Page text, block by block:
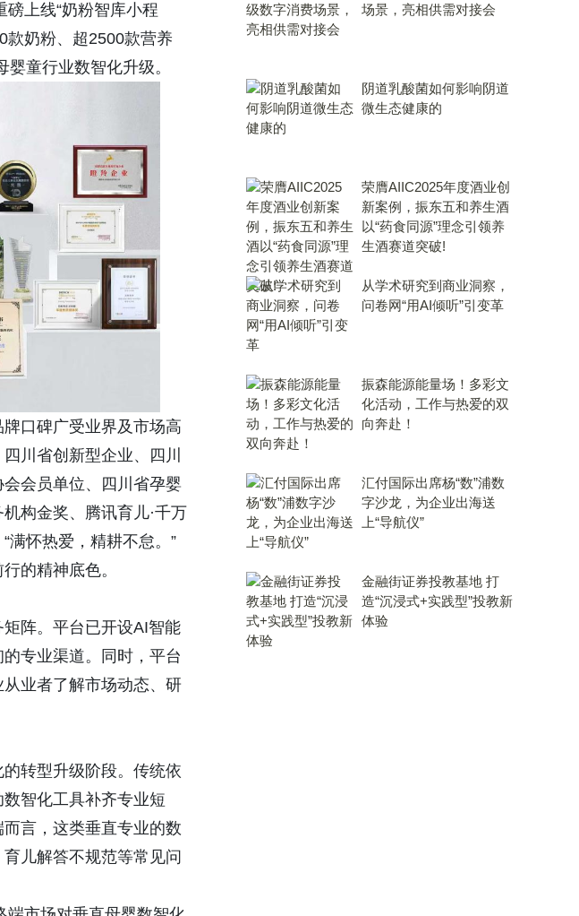
上线“奶粉智库小程
款奶粉、超2500款营养
童行业数智化升级。
口碑广受业界及市场高
川省创新型企业、四川
会员单位、四川省孕婴
构金奖、腾讯育儿·千万
满怀热爱，精耕不怠。”
的精神底色。
阵。平台已开设AI智能
专业渠道。同时，平台
业者了解市场动态、研
转型升级阶段。传统依
智化工具补齐专业短
言，这类垂直专业的数
儿解答不规范等常见问
场景，亮相供需对接会
​阴道乳酸菌如何影响阴道
微生态健康的
荣膺AIIC2025年度酒业创
新案例，振东五和养生酒
以“药食同源”理念引领养
生酒赛道突破!
从学术研究到商业洞察，
问卷网“用AI倾听”引变革
振森能源能量场！多彩文
化活动，工作与热爱的双
向奔赴！
汇付国际出席杨“数”浦数
字沙龙，为企业出海送
上“导航仪”
金融街证券投教基地 打
造“沉浸式+实践型”投教新
体验